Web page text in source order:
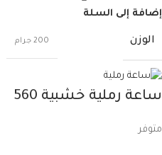
إضافة إلى السلة
الوزن 200 جرام
ساعة رملية خشبية 560
متوفر